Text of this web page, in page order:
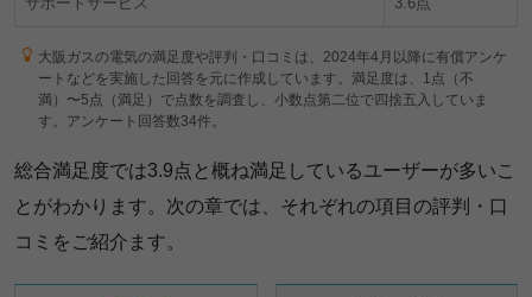
大阪ガスの電気の満足度や評判・口コミは、2024年4月以降に有償アンケ
ートなどを実施した回答を元に作成しています。満足度は、1点（不
満）〜5点（満足）で点数を調査し、小数点第二位で四捨五入していま
す。アンケート回答数34件。
総合満足度では3.9点と概ね満足しているユーザーが多いこ
とがわかります。次の章では、それぞれの項目の評判・口
コミをご紹介ます。